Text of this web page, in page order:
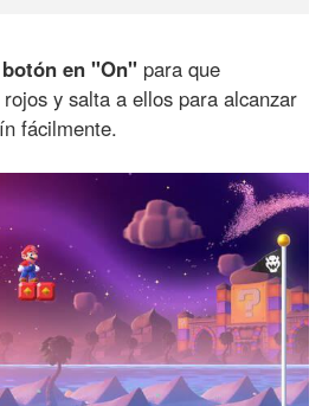
en "On" para que
y salta a ellos para alcanzar
fácilmente.